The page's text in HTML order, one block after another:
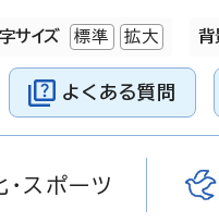
サイズ 標準 拡大 背
よくある質問
・スポーツ